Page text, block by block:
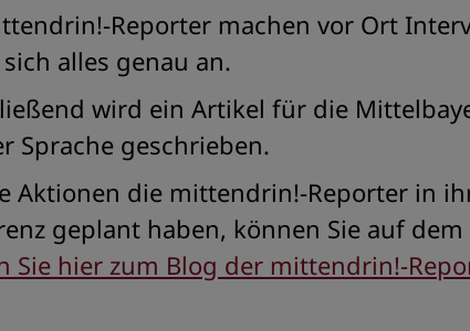
Reporter machen vor Ort
alles genau an.
wird ein Artikel für die
Sprache geschrieben.
Aktionen die mittendrin!-Reporter in
geplant haben, können Sie auf dem
Sie hier zum Blog der mittendrin!-